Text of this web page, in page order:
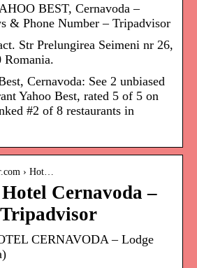
BEST, Cernavoda –
& Phone Number – Tripadvisor
Str Prelungirea Seimeni nr 26,
Romania.
Cernavoda: See 2 unbiased
Yahoo Best, rated 5 of 5 on
#2 of 8 restaurants in
› Hot…
Cernavoda –
CERNAVODA – Lodge